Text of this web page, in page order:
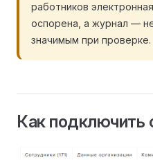
работников
оспорена, а журнал —
значимым при проверке.
Как